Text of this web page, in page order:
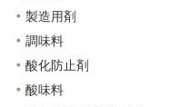
製造用剤
調味料
酸化防止剤
酸味料